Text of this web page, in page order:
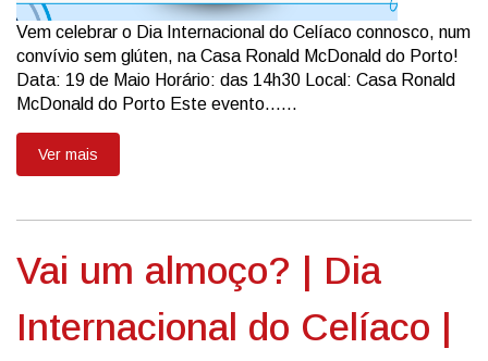
Vem celebrar o Dia Internacional do Celíaco connosco, num
convívio sem glúten, na Casa Ronald McDonald do Porto!
Data: 19 de Maio Horário: das 14h30 Local: Casa Ronald
McDonald do Porto Este evento......
Ver mais
Vai um almoço? | Dia
Internacional do Celíaco |